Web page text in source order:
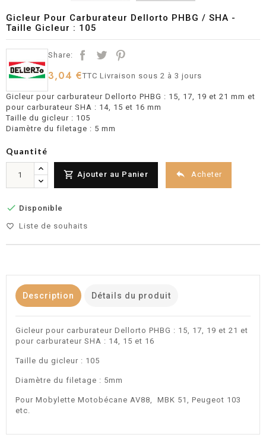
Gicleur Pour Carburateur Dellorto PHBG / SHA -
Taille Gicleur : 105
Share:
3,04 €TTCLivraison sous 2 à 3 jours
Gicleur pour carburateur Dellorto PHBG : 15, 17, 19 et 21 mm et
pour carburateur SHA : 14, 15 et 16 mm
Taille du gicleur : 105
Diamètre du filetage : 5 mm
Quantité
 Ajouter au Panier  Acheter
 Disponible
favorite_border Liste de souhaits
Description Détails du produit
Gicleur pour carburateur Dellorto PHBG : 15, 17, 19 et 21 et
pour carburateur SHA : 14, 15 et 16
Taille du gicleur : 105
Diamètre du filetage : 5mm
Pour Mobylette Motobécane AV88, MBK 51, Peugeot 103
etc.